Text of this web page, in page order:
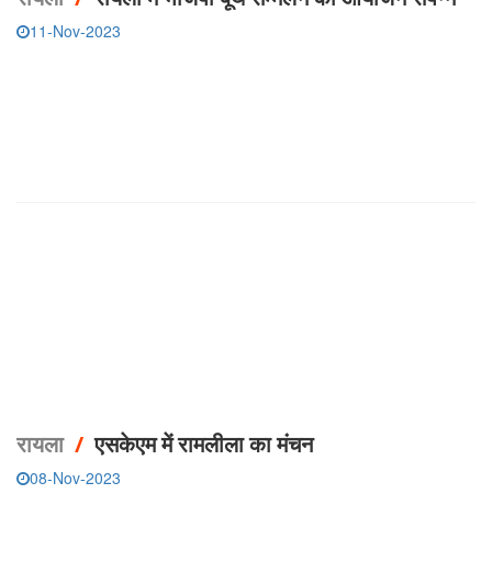
11-Nov-2023
रायला/एसकेएम में रामलीला का मंचन
08-Nov-2023